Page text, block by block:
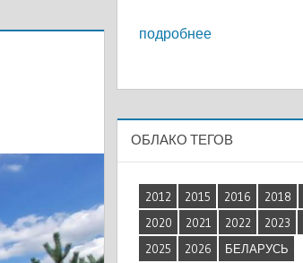
подробнее
ОБЛАКО ТЕГОВ
2012 2015 2016 2018
2020
2021 2022 2023
2025
2026
БЕЛАРУСЬ